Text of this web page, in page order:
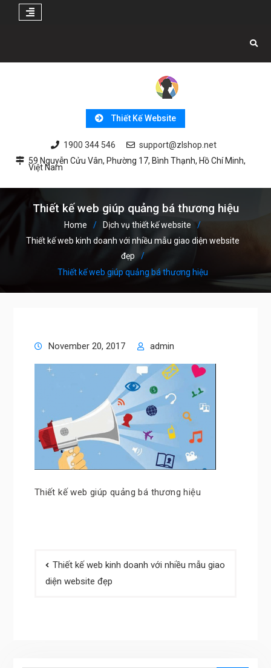
content
Thiết Kế Website
1900 344 546
support@zlshop.net
59 Nguyễn Cửu Vân, Phường 17, Bình Thạnh, Hồ Chí Minh,
Việt Nam
Thiết kế web giúp quảng bá thương hiệu
Home
Dịch vụ thiết kế website
Thiết kế web kinh doanh với nhiều mẫu giao diện website
đẹp
Thiết kế web giúp quảng bá thương hiệu
November 20, 2017 admin
Thiết kế web giúp quảng bá thương hiệu
Post
navigation
Thiết kế web kinh doanh với nhiều mẫu giao
diện website đẹp